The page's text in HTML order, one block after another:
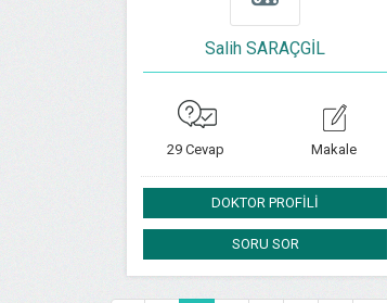
Salih SARAÇGİL
29 Cevap Makale
DOKTOR PROFİLİ
SORU SOR